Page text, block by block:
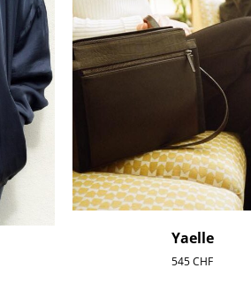
Yaelle
545CHF